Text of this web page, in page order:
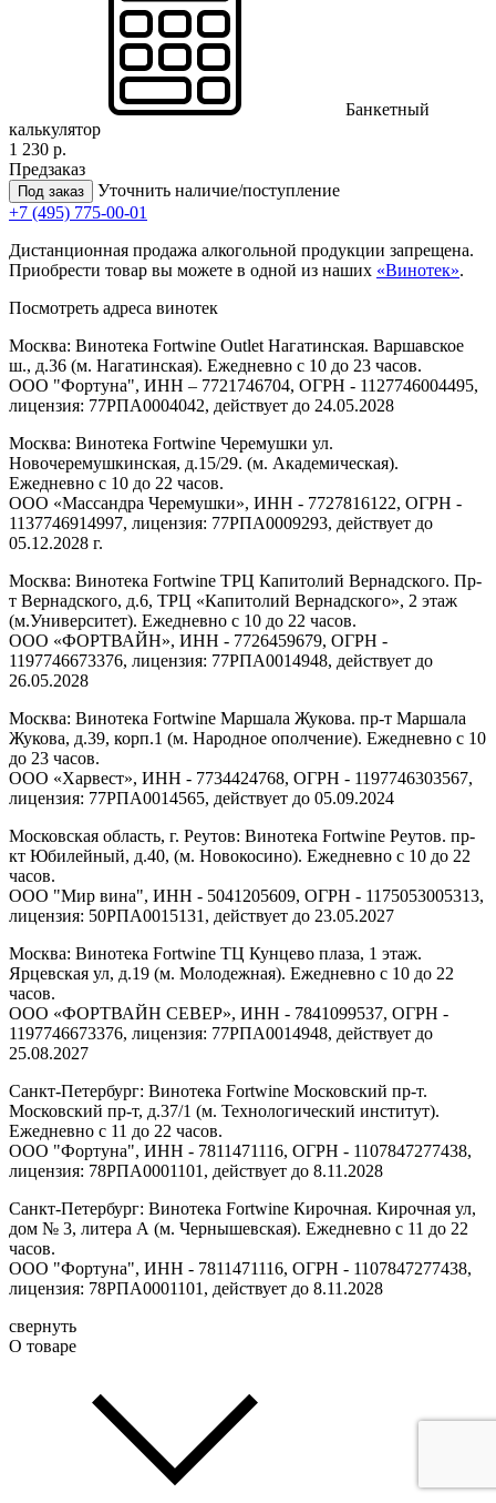
Банкетный
калькулятор
1 230 р.
Предзаказ
Под заказ
Уточнить наличие/поступление
+7 (495) 775-00-01
Дистанционная продажа алкогольной продукции запрещена.
Приобрести товар вы можете в одной из наших «Винотек».
Посмотреть адреса винотек
Москва: Винотека Fortwine Outlet Нагатинская. Варшавское
ш., д.36 (м. Нагатинская). Ежедневно с 10 до 23 часов.
ООО "Фортуна", ИНН – 7721746704, ОГРН - 1127746004495,
лицензия: 77РПА0004042, действует до 24.05.2028
Москва: Винотека Fortwine Черемушки ул.
Новочеремушкинская, д.15/29. (м. Академическая).
Ежедневно с 10 до 22 часов.
ООО «Массандра Черемушки», ИНН - 7727816122, ОГРН -
1137746914997, лицензия: 77РПА0009293, действует до
05.12.2028 г.
Москва: Винотека Fortwine ТРЦ Капитолий Вернадского. Пр-
т Вернадского, д.6, ТРЦ «Капитолий Вернадского», 2 этаж
(м.Университет). Ежедневно с 10 до 22 часов.
ООО «ФОРТВАЙН», ИНН - 7726459679, ОГРН -
1197746673376, лицензия: 77РПА0014948, действует до
26.05.2028
Москва: Винотека Fortwine Маршала Жукова. пр-т Маршала
Жукова, д.39, корп.1 (м. Народное ополчение). Ежедневно с 10
до 23 часов.
ООО «Харвест», ИНН - 7734424768, ОГРН - 1197746303567,
лицензия: 77РПА0014565, действует до 05.09.2024
Московская область, г. Реутов: Винотека Fortwine Реутов. пр-
кт Юбилейный, д.40, (м. Новокосино). Ежедневно с 10 до 22
часов.
ООО "Мир вина", ИНН - 5041205609, ОГРН - 1175053005313,
лицензия: 50РПА0015131, действует до 23.05.2027
Москва: Винотека Fortwine ТЦ Кунцево плаза, 1 этаж.
Ярцевская ул, д.19 (м. Молодежная). Ежедневно с 10 до 22
часов.
ООО «ФОРТВАЙН СЕВЕР», ИНН - 7841099537, ОГРН -
1197746673376, лицензия: 77РПА0014948, действует до
25.08.2027
Санкт-Петербург: Винотека Fortwine Московский пр-т.
Московский пр-т, д.37/1 (м. Технологический институт).
Ежедневно с 11 до 22 часов.
ООО "Фортуна", ИНН - 7811471116, ОГРН - 1107847277438,
лицензия: 78РПА0001101, действует до 8.11.2028
Санкт-Петербург: Винотека Fortwine Кирочная. Кирочная ул,
дом № 3, литера А (м. Чернышевская). Ежедневно с 11 до 22
часов.
ООО "Фортуна", ИНН - 7811471116, ОГРН - 1107847277438,
лицензия: 78РПА0001101, действует до 8.11.2028
свернуть
О товаре